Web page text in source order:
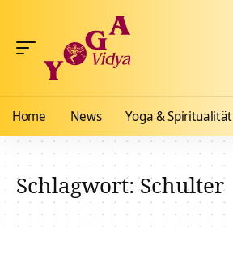
Home News Yoga & Spiritualität
Schlagwort:Schulter